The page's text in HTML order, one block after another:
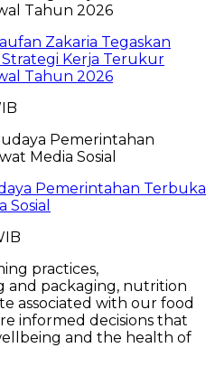
Zakaria Tegaskan
Kerja Terukur
Tahun 2026
Pemerintahan Terbuka
Sosial